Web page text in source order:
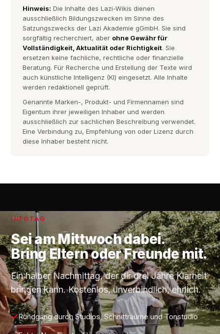
Hinweis: Die Inhalte des Lazi-Wikis dienen
ausschließlich Bildungszwecken im Sinne des
Satzungszwecks der Lazi Akademie gGmbH. Sie sind
sorgfältig recherchiert, aber ohne Gewähr für
Vollständigkeit, Aktualität oder Richtigkeit. Sie
ersetzen keine fachliche, rechtliche oder finanzielle
Beratung. Für Recherche und Erstellung der Texte wird
auch künstliche Intelligenz (KI) eingesetzt. Alle Inhalte
werden redaktionell geprüft.
Genannte Marken-, Produkt- und Firmennamen sind
Eigentum ihrer jeweiligen Inhaber und werden
ausschließlich zur sachlichen Beschreibung verwendet.
Eine Verbindung zu, Empfehlung von oder Lizenz durch
diese Inhaber besteht nicht.
INFOTAG
Sei amMittwochdabei.
Bring Eltern oder Freunde mit.
Ein halber Nachmittag, der dir drei Jahre Klarheit
bringen kann. Kostenlos, unverbindlich, ehrlich.
Rundgang durch Studios, Schnitträume und Tonstudio